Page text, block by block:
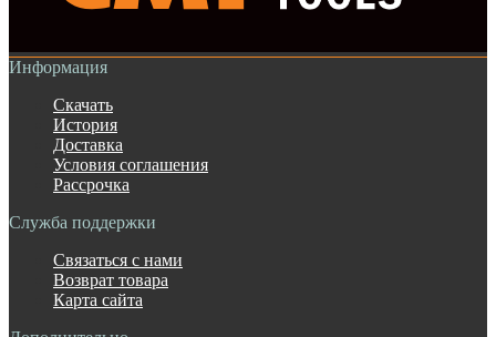
Информация
Скачать
История
Доставка
Условия соглашения
Рассрочка
Служба поддержки
Связаться с нами
Возврат товара
Карта сайта